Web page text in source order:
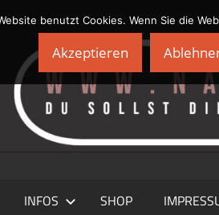
INFOS SHOP
benutzt Cookies. Wenn Sie die
Akzeptieren